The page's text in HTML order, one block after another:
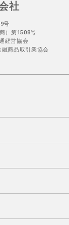
社
号
）第1508号
経営協会
商品取引業協会